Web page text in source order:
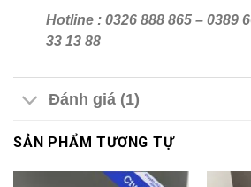
Hotline : 0326 888 865 – 0389
33 13 88
Đánh giá (1)
SẢN PHẨM TƯƠNG TỰ